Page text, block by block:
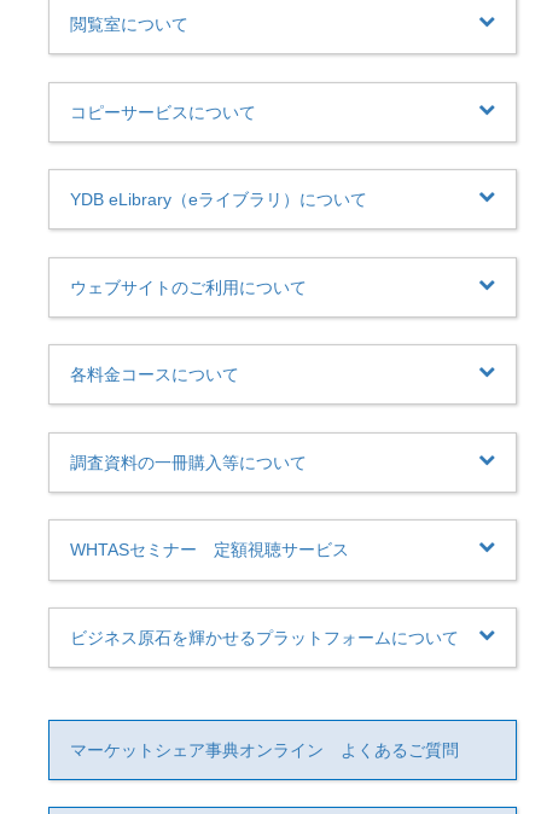
閲覧室について
コピーサービスについて
YDB eLibrary（eライブラリ）について
ウェブサイトのご利用について
各料金コースについて
調査資料の一冊購入等について
WHTASセミナー 定額視聴サービス
ビジネス原石を輝かせるプラットフォームについて
マーケットシェア事典オンライン よくあるご質問